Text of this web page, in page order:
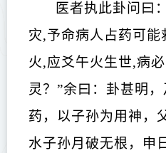
医者执此卦问曰
灾,予命病人占药可能
火,应爻午火生世,病
灵？”余曰：卦甚明
药，以子孙为用神，
水子孙月破无根，申